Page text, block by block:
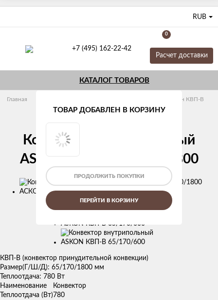
RUB
+7 (495) 162-22-42
0
Расчет доставки
КАТАЛОГ ТОВАРОВ
Главная
Внутрипольные Аскон КВП-В
Глубина 65 мм
Конвектор внутрипольный
ASKON КВП-В 65/170/1800
Изображения
товаров
КВП-В (конвектор принудительной конвекции)
Размер(Г/Ш/Д): 65/170/1800 мм
Теплоотдача: 780 Вт
Наименование
Конвектор
Теплоотдача (Вт) 780
ТОВАР ДОБАВЛЕН В КОРЗИНУ
ПРОДОЛЖИТЬ ПОКУПКИ
ПЕРЕЙТИ В КОРЗИНУ